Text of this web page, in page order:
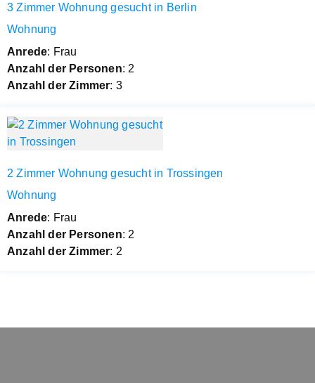
3 Zimmer Wohnung gesucht in Berlin
Wohnung
Anrede: Frau
Anzahl der Personen: 2
Anzahl der Zimmer: 3
2 Zimmer Wohnung gesucht in Trossingen
Wohnung
Anrede: Frau
Anzahl der Personen: 2
Anzahl der Zimmer: 2